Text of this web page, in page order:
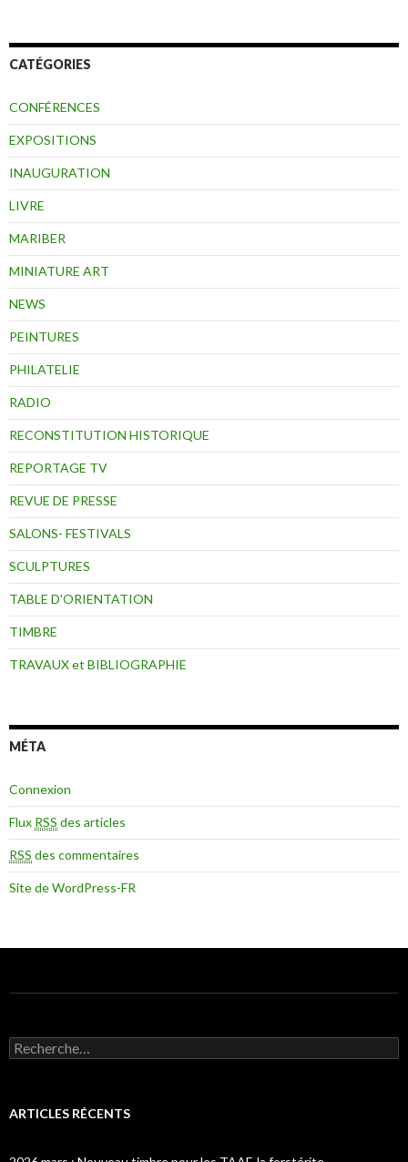
CATÉGORIES
CONFÉRENCES
EXPOSITIONS
INAUGURATION
LIVRE
MARIBER
MINIATURE ART
NEWS
PEINTURES
PHILATELIE
RADIO
RECONSTITUTION HISTORIQUE
REPORTAGE TV
REVUE DE PRESSE
SALONS- FESTIVALS
SCULPTURES
TABLE D'ORIENTATION
TIMBRE
TRAVAUX et BIBLIOGRAPHIE
MÉTA
Connexion
Flux RSS des articles
RSS des commentaires
Site de WordPress-FR
Recherche pour :
ARTICLES RÉCENTS